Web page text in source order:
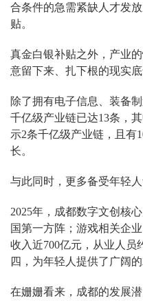
合条件的急需紧缺人才发
贴。
真金白银补贴之外，产业
意留下来、扎下根的现实底
除了拥有电子信息、装备
千亿级产业链已达13条，
示2条千亿级产业链，且有
长。
与此同时，更多备受年轻
2025年，成都数字文创核
国第一方阵；游戏相关企
收入近700亿元，从业人员
四，为年轻人提供了广阔
在姗姗看来，成都的发展